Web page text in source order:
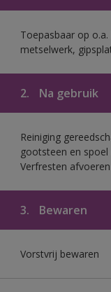
Toepasbaar op
metselwerk,
2. Na gebruik
Reiniging
gootsteen en
Verfresten
3. Bewaren
Vorstvrij bewaren